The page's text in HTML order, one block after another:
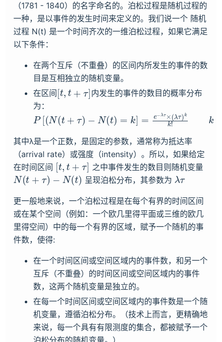
（1781 - 1840）的名字命名的。泊松过程是随机过程的
一种，是以事件的发生时间来定义的。我们说一个 随机
过程 N(t) 是一个时间齐次的一维泊松过程，如果它满足
以下条件：
在两个互斥（不重叠）的区间内所发生的事件的数
目是互相独立的随机变量。
在区间 [t t
内发生的事件的数目的概率分布
为：
P[(N(t+ N )=k]= − λ λτ)kk!k= ⋯
其中λ是一个正数，是固定的参数，通常称为抵达率
（arrival rate）或强度（intensity）。所以，如果给定
在时间区间 [t, t+τ] 之中事件发生的数目则随机变量
N(t+ τ)−N (t) 呈现泊松分布，其参数为 λτ
更一般地来说，一个泊松过程是在每个有界的时间区间
或在某个空间（例如：一个欧几里得平面或三维的欧几
里得空间）中的每一个有界的区域，赋予一个随机的事
件数，使得:
在一个时间区间或空间区域内的事件数，和另一个
互斥（不重叠）的时间区间或空间区域内的事件
数，这两个随机变量是独立的。
在每一个时间区间或空间区域内的事件数是一个随
机变量，遵循泊松分布。（技术上而言，更精确地
来说，每一个具有有限测度的集合，都被赋予一个
泊松分布的随机变量。）